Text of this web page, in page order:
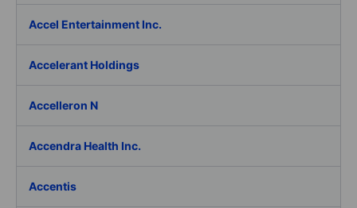
Accel Entertainment Inc.
Accelerant Holdings
Accelleron N
Accendra Health Inc.
Accentis